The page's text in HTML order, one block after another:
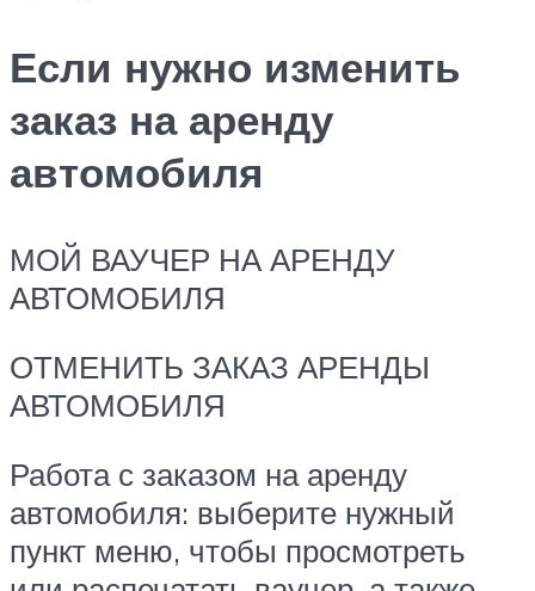
Если нужно изменить
заказ на аренду
автомобиля
МОЙ ВАУЧЕР НА АРЕНДУ
АВТОМОБИЛЯ
ОТМЕНИТЬ ЗАКАЗ АРЕНДЫ
АВТОМОБИЛЯ
Работа с заказом на аренду
автомобиля: выберите нужный
пункт меню, чтобы просмотреть